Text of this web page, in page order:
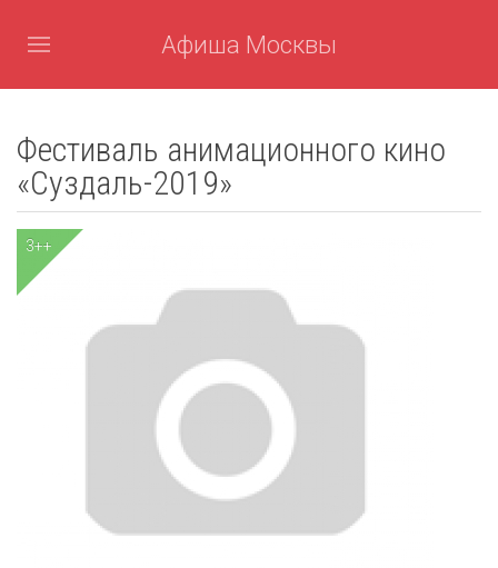
Афиша Москвы
Фестиваль анимационного кино
«Суздаль-2019»
3++